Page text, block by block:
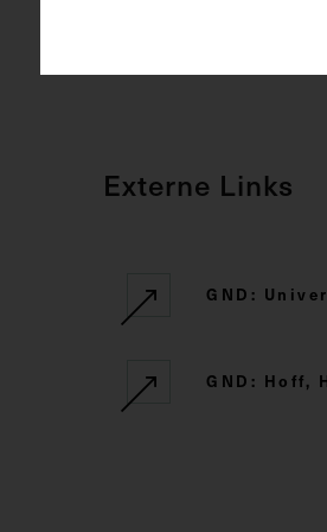
Externe Links
GND:
GND: Hoff,